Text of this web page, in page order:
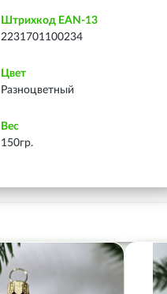
Штрихкод EAN-13
2231701100234
Цвет
Разноцветный
Вес
150гр.